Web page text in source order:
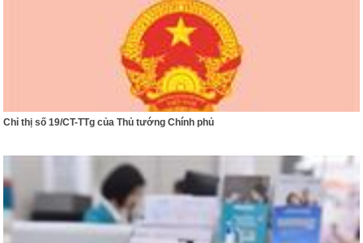
Chỉ thị số 19/CT-TTg của Thủ tướng Chính phủ